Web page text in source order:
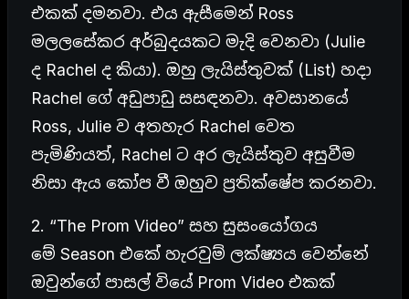
එකක් දමනවා. එය ඇසීමෙන් Ross
මලලසේකර අර්බුදයකට මැදි වෙනවා (Julie
ද Rachel ද කියා). ඔහු ලැයිස්තුවක් (List) හදා
Rachel ගේ අඩුපාඩු සසඳනවා. අවසානයේ
Ross, Julie ව අතහැර Rachel වෙත
පැමිණියත්, Rachel ට අර ලැයිස්තුව අසුවීම
නිසා ඇය කෝප වී ඔහුව ප්‍රතික්ෂේප කරනවා.
2. “The Prom Video” සහ සුසංයෝගය
මේ Season එකේ හැරවුම් ලක්ෂ්‍යය වෙන්නේ
ඔවුන්ගේ පාසල් වියේ Prom Video එකක්